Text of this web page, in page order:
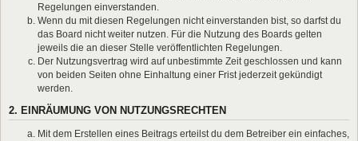
Regelungen einverstanden.
Wenn du mit diesen Regelungen nicht einverstanden bist, so darfst du
das Board nicht weiter nutzen. Für die Nutzung des Boards gelten
jeweils die an dieser Stelle veröffentlichten Regelungen.
Der Nutzungsvertrag wird auf unbestimmte Zeit geschlossen und kann
von beiden Seiten ohne Einhaltung einer Frist jederzeit gekündigt
werden.
2. EINRÄUMUNG VON NUTZUNGSRECHTEN
Mit dem Erstellen eines Beitrags erteilst du dem Betreiber ein einfaches,